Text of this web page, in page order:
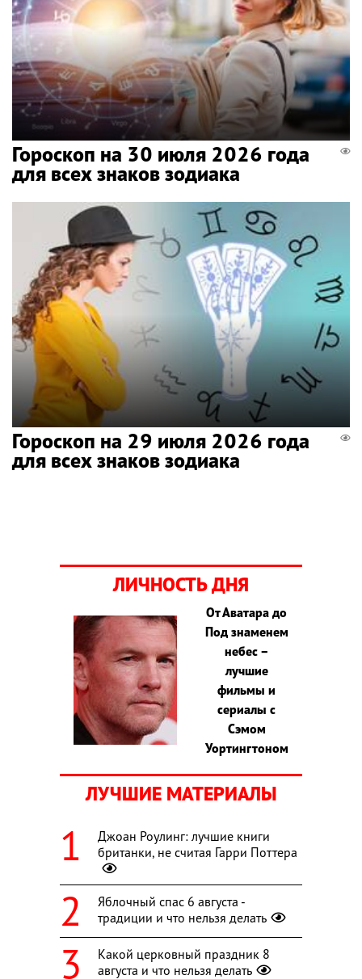
Гороскоп на 30 июля 2026 года
для всех знаков зодиака
Гороскоп на 29 июля 2026 года
для всех знаков зодиака
ЛИЧНОСТЬ ДНЯ
От Аватара до
Под знаменем
небес –
лучшие
фильмы и
сериалы с
Сэмом
Уортингтоном
ЛУЧШИЕ МАТЕРИАЛЫ
Джоан Роулинг: лучшие книги
британки, не считая Гарри Поттера
Яблочный спас 6 августа -
традиции и что нельзя делать
Какой церковный праздник 8
августа и что нельзя делать